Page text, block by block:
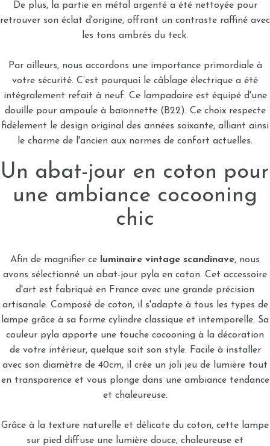
De plus, la partie en métal argenté a été nettoyée pour
retrouver son éclat d'origine, offrant un contraste raffiné avec
les tons ambrés du teck.
Par ailleurs, nous accordons une importance primordiale à
votre sécurité. C’est pourquoi le câblage électrique a été
intégralement refait à neuf. Ce lampadaire est équipé d'une
douille pour ampoule à baïonnette (B22). Ce choix respecte
fidèlement le design original des années soixante, alliant ainsi
le charme de l'ancien aux normes de confort actuelles.
Un abat-jour en coton pour
une ambiance cocooning
chic
Afin de magnifier ce luminaire vintage scandinave, nous
avons sélectionné un abat-jour pyla en coton. Cet accessoire
d'art est fabriqué en France avec une grande précision
artisanale. Composé de coton, il s'adapte à tous les types de
lampe grâce à sa forme cylindre classique et intemporelle. Sa
couleur pyla apporte une touche cocooning à la décoration
de votre intérieur, quelque soit son style. Facile à installer
avec son diamètre de 40cm, il crée un joli jeu de lumière tout
en transparence et vous plonge dans une ambiance tendance
et chaleureuse.
Grâce à la texture naturelle et délicate du coton, cette lampe
sur pied diffuse une lumière douce, chaleureuse et